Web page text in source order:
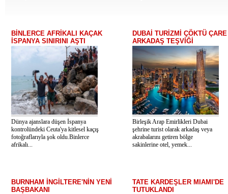
BİNLERCE AFRİKALI KAÇAK
İSPANYA SINIRINI AŞTI
Dünya ajanslara düşen İspanya
kontrolündeki Ceuta'ya kitlesel kaçış
fotoğraflarıyla şok oldu.Binlerce
afrikalı...
DUBAİ TURİZMİ ÇÖKTÜ ÇARE
ARKADAŞ TEŞVİĞİ
Birleşik Arap Emirlikleri Dubai
şehrine turist olarak arkadaş veya
akrabalarını getiren bölge
sakinlerine otel, yemek...
BURNHAM İNGİLTERE'NİN YENİ
BAŞBAKANI
TATE KARDEŞLER MIAMI'DE
TUTUKLANDI